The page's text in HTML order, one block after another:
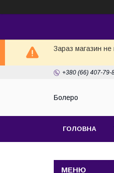
Зараз магазин
+380 (66) 407-79-
Болеро
ГОЛОВНА